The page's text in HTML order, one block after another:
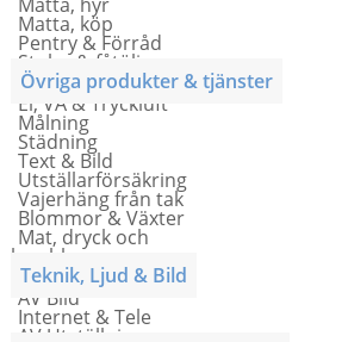
Matta, köp
Pentry & Förråd
Stolar & fåtöljer
Övriga produkter & tjänster
El, VA & Tryckluft
Målning
Städning
Text & Bild
Utställarförsäkring
Vajerhäng från tak
Blommor & Växter
Mat, dryck och
lunchkuponger
Teknik, Ljud & Bild
AV Bild
Internet & Tele
AV Utställning